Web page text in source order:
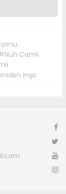
Camii
inşa